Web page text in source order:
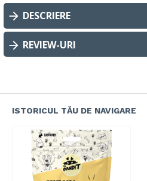
DESCRIERE
REVIEW-URI
ISTORICUL TĂU DE NAVIGARE